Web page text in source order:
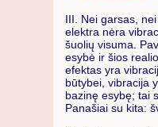
III. Nei garsas,
elektra nėra
šuolių visuma.
esybė ir šios
efektas yra
būtybei, vibracija
bazinę esybę; tai
Panašiai su kita: